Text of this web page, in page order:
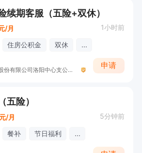
续期客服（五险+双休）
/月 1小时前
住房公积金 双休 ...
阳光保险集团股份有限公司洛阳中心支公司L
申请
五险）
元/月 5分钟前
餐补 节日福利 ...